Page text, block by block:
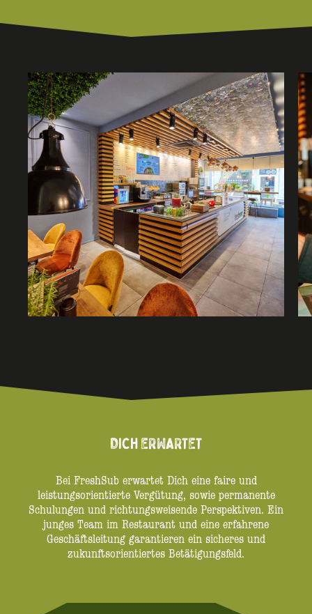
DICH ERWARTET
Bei FreshSub erwartet Dich eine faire und
leistungsorientierte Vergütung, sowie permanente
Schulungen und richtungsweisende Perspektiven. Ein
junges Team im Restaurant und eine erfahrene
Geschäftsleitung garantieren ein sicheres und
zukunftsorientiertes Betätigungsfeld.